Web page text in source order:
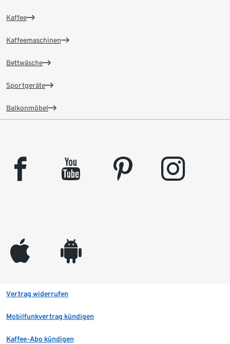
Kaffee
Kaffeemaschinen
Bettwäsche
Sportgeräte
Balkonmöbel
facebook youtube pinterest instagram
appleinc android
Vertrag widerrufen
Mobilfunkvertrag kündigen
Kaffee-Abo kündigen